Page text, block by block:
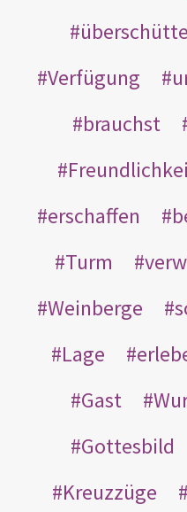
Verfügung
brauchst
erschaffen
Turm
Weinberge
Lage
Gast
Gottesbild
Kreuzzüge